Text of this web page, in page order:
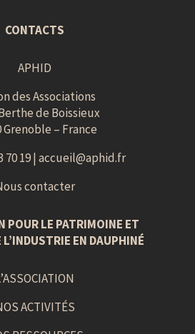
CONTACTS
APHID
des Associations
de Boissieux
Grenoble – France
70 19 | accueil@aphid.fr
contacter
POUR LE PATRIMOINE ET
L’INDUSTRIE EN DAUPHINÉ
ACTIVITÉS